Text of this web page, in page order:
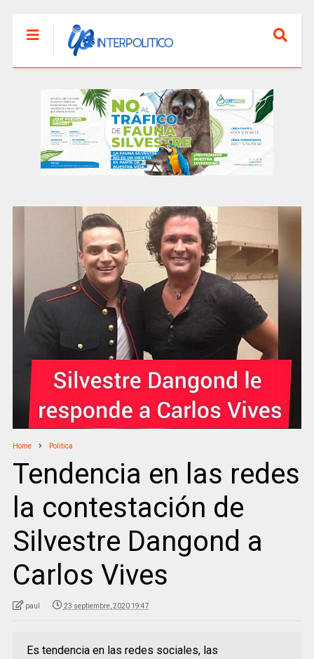
Home Politica
Tendencia en las redes
la contestación de
Silvestre Dangond a
Carlos Vives
paul 23 septiembre, 2020 19:47
Es tendencia en las redes sociales, las